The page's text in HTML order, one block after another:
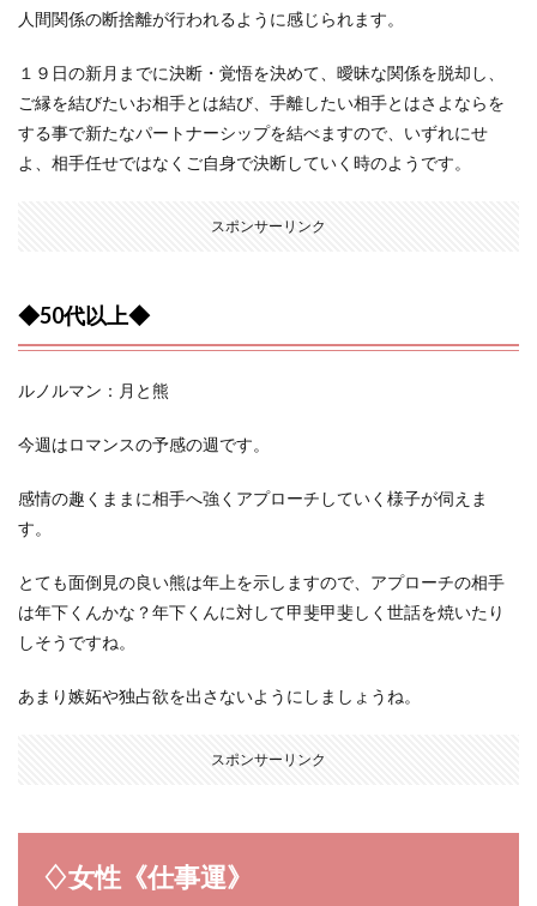
人間関係の断捨離が行われるように感じられます。
１９日の新月までに決断・覚悟を決めて、曖昧な関係を脱却し、
ご縁を結びたいお相手とは結び、手離したい相手とはさよならを
する事で新たなパートナーシップを結べますので、いずれにせ
よ、相手任せではなくご自身で決断していく時のようです。
スポンサーリンク
◆50代以上◆
ルノルマン：月と熊
今週はロマンスの予感の週です。
感情の趣くままに相手へ強くアプローチしていく様子が伺えま
す。
とても面倒見の良い熊は年上を示しますので、アプローチの相手
は年下くんかな？年下くんに対して甲斐甲斐しく世話を焼いたり
しそうですね。
あまり嫉妬や独占欲を出さないようにしましょうね。
スポンサーリンク
♢女性《仕事運》